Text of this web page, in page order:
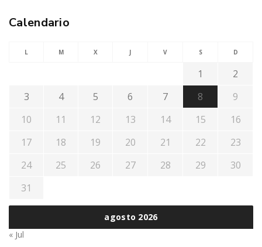
Calendario
agosto 2026
L M X J V S D
1
2
3
4 5 6 7 8
9
10
11 12 13 14 15
16
17
18 19 20 21 22
23
24
25 26 27 28 29
30
31
« Jul